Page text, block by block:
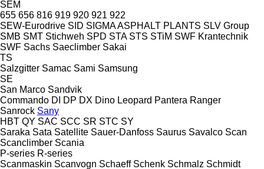
SEM
655 656 816 919 920 921 922
SEW-Eurodrive SID SIGMA ASPHALT PLANTS SLV Group
SMB SMT Stichweh SPD STA STS STiM SWF Krantechnik
SWF Sachs Saeclimber Sakai
TS
Salzgitter Samac Sami Samsung
SE
San Marco Sandvik
Commando DI DP DX Dino Leopard Pantera Ranger
Sanrock Sany
HBT QY SAC SCC SR STC SY
Saraka Sata Satellite Sauer-Danfoss Saurus Savalco Scan
Scanclimber Scania
P-series R-series
Scanmaskin Scanvogn Schaeff Schenk Schmalz Schmidt